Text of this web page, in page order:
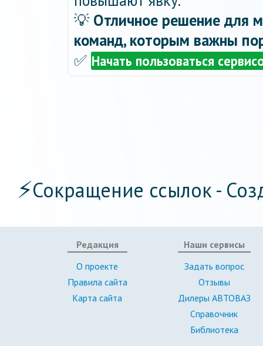
💡 Отличное решение для
команд, которым важны
✅ Начать пользоваться
⚡Сокращение ссылок -
Редакция
О проекте
Правила сайта
Карта сайта
Наши сервисы
Задать вопрос
Отзывы
Дилеры АВТОВАЗ
Справочник
Библиотека